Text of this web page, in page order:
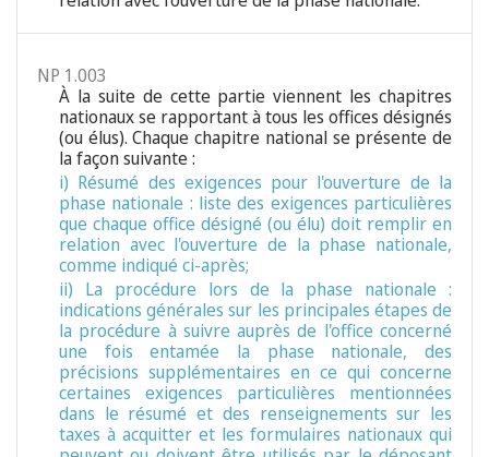
NP 1.003
À la suite de cette partie viennent les chapitres
nationaux se rapportant à tous les offices désignés
(ou élus). Chaque chapitre national se présente de
la façon suivante :
i) Résumé des exigences pour l'ouverture de la
phase nationale : liste des exigences particulières
que chaque office désigné (ou élu) doit remplir en
relation avec l'ouverture de la phase nationale,
comme indiqué ci-après;
ii) La procédure lors de la phase nationale :
indications générales sur les principales étapes de
la procédure à suivre auprès de l'office concerné
une fois entamée la phase nationale, des
précisions supplémentaires en ce qui concerne
certaines exigences particulières mentionnées
dans le résumé et des renseignements sur les
taxes à acquitter et les formulaires nationaux qui